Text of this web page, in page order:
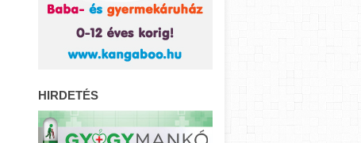
HIRDETÉS